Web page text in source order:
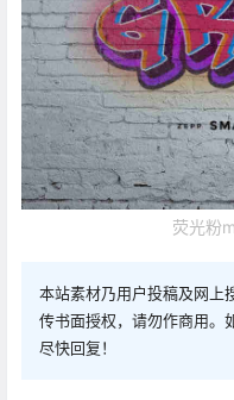
荧光粉
本站素材乃用户投稿及网上
传书面授权，请勿作商用。
尽快回复！